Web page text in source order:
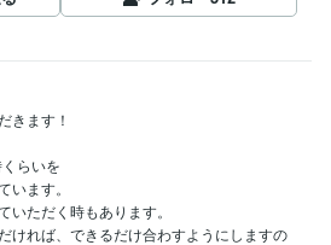
きます！
らいを
います。
いただく時もあります。
ければ、できるだけ合わすようにしますの